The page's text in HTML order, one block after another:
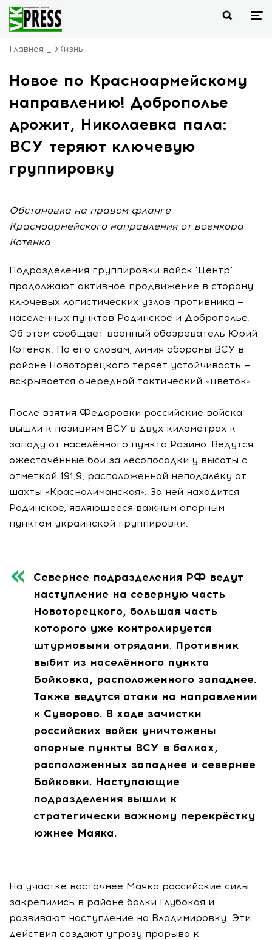
Главная Жизнь
Новое по Красноармейскому
направлению! Доброполье
дрожит, Николаевка пала:
ВСУ теряют ключевую
группировку
Обстановка на правом фланге
Красноармейского направления от военкора
Котенка.
Подразделения группировки войск "Центр"
продолжают активное продвижение в сторону
ключевых логистических узлов противника —
населённых пунктов Родинское и Доброполье.
Об этом сообщает военный обозреватель Юрий
Котенок. По его словам, линия обороны ВСУ в
районе Новоторецкого теряет устойчивость —
вскрывается очередной тактический «цветок».
После взятия Фёдоровки российские войска
вышли к позициям ВСУ в двух километрах к
западу от населённого пункта Разино. Ведутся
ожесточённые бои за лесопосадки у высоты с
отметкой 191,9, расположенной неподалёку от
шахты «Краснолиманская». За ней находится
Родинское, являющееся важным опорным
пунктом украинской группировки.
Севернее подразделения РФ ведут
наступление на северную часть
Новоторецкого, большая часть
которого уже контролируется
штурмовыми отрядами. Противник
выбит из населённого пункта
Бойковка, расположенного западнее.
Также ведутся атаки на направлении
к Суворово. В ходе зачистки
российских войск уничтожены
опорные пункты ВСУ в балках,
расположенных западнее и севернее
Бойковки. Наступающие
подразделения вышли к
стратегически важному перекрёстку
южнее Маяка.
На участке восточнее Маяка российские силы
закрепились в районе балки Глубокая и
развивают наступление на Владимировку. Эти
действия создают угрозу прорыва к